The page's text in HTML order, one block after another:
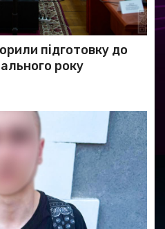
підготовку до
року